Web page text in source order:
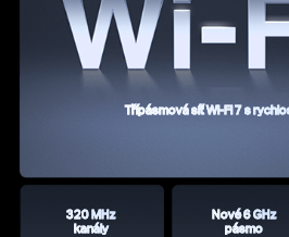
Třípásmová síť Wi-Fi 7 s
320 MHz
kanály
Nové 6 GHz
pásmo